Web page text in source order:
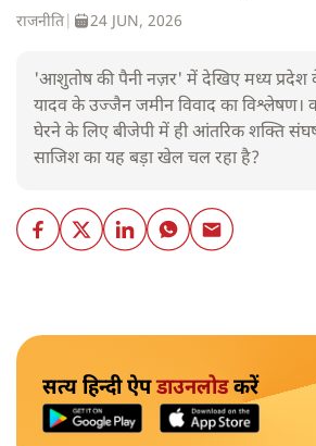
राजनीति 24 JUN, 2026
'आशुतोष की पैनी नज़र' में देखिए मध्य प्रदेश
यादव के उज्जैन जमीन विवाद का विश्लेषण।
घेरने के लिए बीजेपी में ही आंतरिक शक्ति
साजिश का यह बड़ा खेल चल रहा है?
सत्य हिन्दी ऐपडाउनलोडकरें